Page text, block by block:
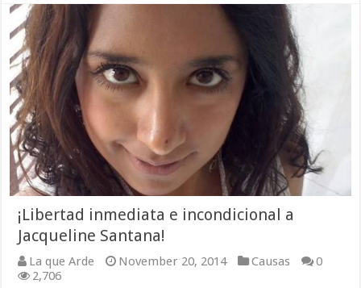
¡Libertad inmediata e incondicional a
Jacqueline Santana!
La que Arde November 20, 2014 Causas
0
2,706